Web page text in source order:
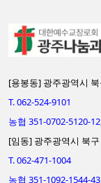
[용봉동] 광주광역시
T. 062-524-9101
농협 351-0702-5120-
[임동] 광주광역시 북
T. 062-471-1004
농협 351-1092-1544-